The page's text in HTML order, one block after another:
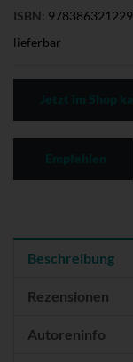
ISBN:
lieferbar
Beschreibung
Rezensionen
Autoreninfo